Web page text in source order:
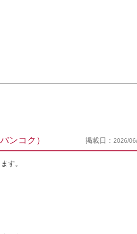
ンコク） 掲載日： 2026/
す。